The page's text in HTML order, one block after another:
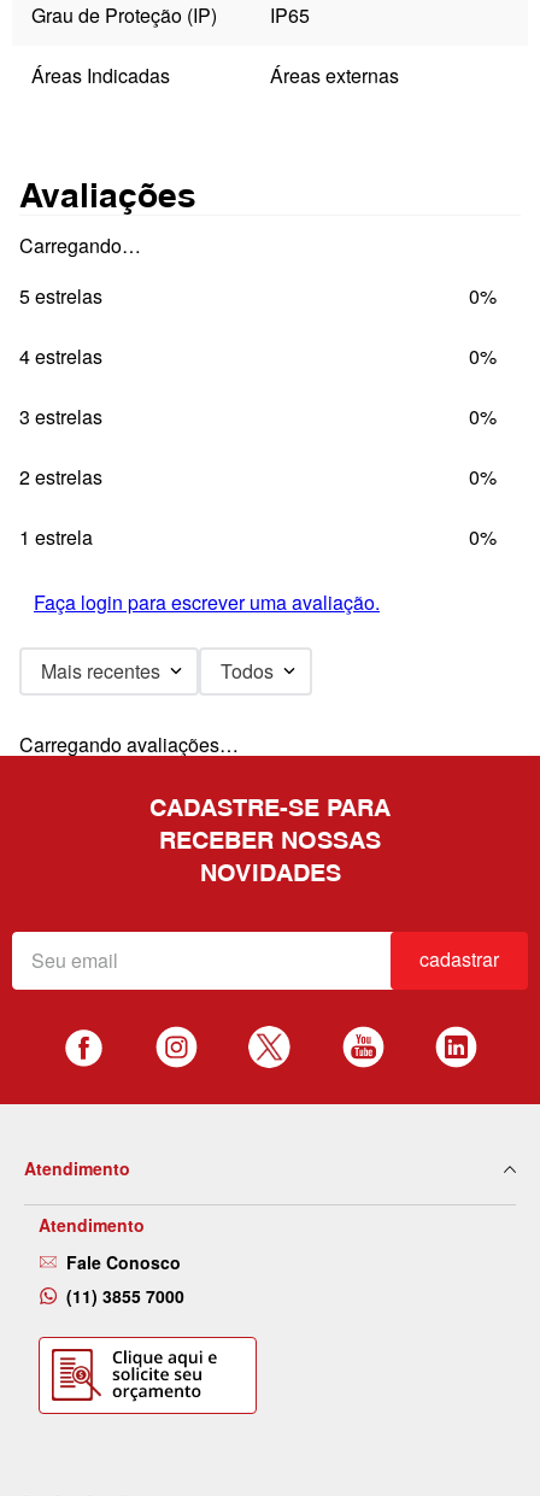
Grau de Proteção (IP) IP65
Áreas Indicadas Áreas externas
Avaliações
Carregando…
5 estrelas
0%
4 estrelas 0%
3 estrelas 0%
2 estrelas 0%
1 estrela 0%
Faça login para escrever uma avaliação.
Mais recentes Todos
Carregando avaliações…
CADASTRE-SE PARA
RECEBER NOSSAS
NOVIDADES
cadastrar
Atendimento
Atendimento
Fale Conosco
(11) 3855 7000